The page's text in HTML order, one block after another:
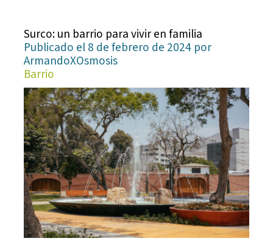
Surco: un barrio para vivir en familia
Publicado el 8 de febrero de 2024 por
ArmandoXOsmosis
Barrio